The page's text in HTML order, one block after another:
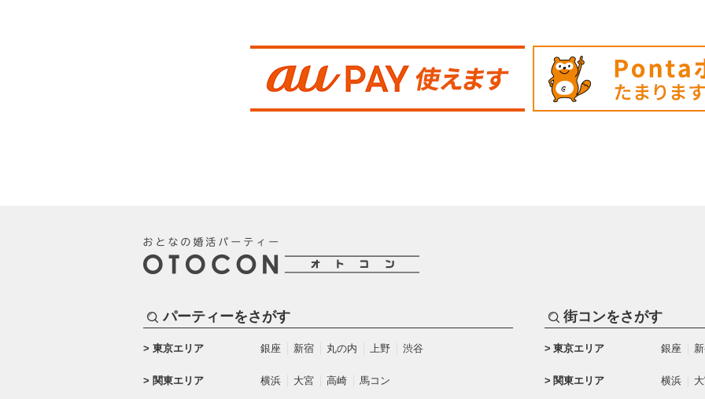
パーティーをさがす
東京エリア 銀座 新宿 丸の内 上野 渋谷
関東エリア 横浜 大宮 高崎 馬コン
街コンをさがす
東京エリア 銀座
関東エリア 横浜